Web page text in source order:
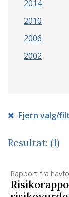
2014
2010
2006
2002
Fjern valg/
Resultat: (1)
Rapport fra